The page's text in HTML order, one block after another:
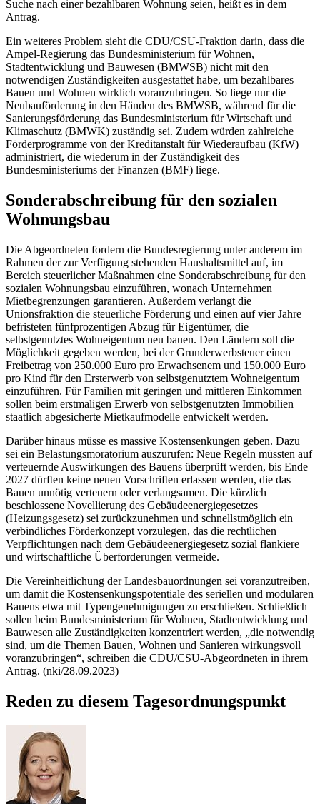
Suche nach einer bezahlbaren Wohnung seien, heißt es in dem
Antrag.
Ein weiteres Problem sieht die CDU/CSU-Fraktion darin, dass die
Ampel-Regierung das Bundesministerium für Wohnen,
Stadtentwicklung und Bauwesen (BMWSB) nicht mit den
notwendigen Zuständigkeiten ausgestattet habe, um bezahlbares
Bauen und Wohnen wirklich voranzubringen. So liege nur die
Neubauförderung in den Händen des BMWSB, während für die
Sanierungsförderung das Bundesministerium für Wirtschaft und
Klimaschutz (BMWK) zuständig sei. Zudem würden zahlreiche
Förderprogramme von der Kreditanstalt für Wiederaufbau (KfW)
administriert, die wiederum in der Zuständigkeit des
Bundesministeriums der Finanzen (BMF) liege.
Sonderabschreibung für den sozialen
Wohnungsbau
Die Abgeordneten fordern die Bundesregierung unter anderem im
Rahmen der zur Verfügung stehenden Haushaltsmittel auf, im
Bereich steuerlicher Maßnahmen eine Sonderabschreibung für den
sozialen Wohnungsbau einzuführen, wonach Unternehmen
Mietbegrenzungen garantieren. Außerdem verlangt die
Unionsfraktion die steuerliche Förderung und einen auf vier Jahre
befristeten fünfprozentigen Abzug für Eigentümer, die
selbstgenutztes Wohneigentum neu bauen. Den Ländern soll die
Möglichkeit gegeben werden, bei der Grunderwerbsteuer einen
Freibetrag von 250.000 Euro pro Erwachsenem und 150.000 Euro
pro Kind für den Ersterwerb von selbstgenutztem Wohneigentum
einzuführen. Für Familien mit geringen und mittleren Einkommen
sollen beim erstmaligen Erwerb von selbstgenutzten Immobilien
staatlich abgesicherte Mietkaufmodelle entwickelt werden.
Darüber hinaus müsse es massive Kostensenkungen geben. Dazu
sei ein Belastungsmoratorium auszurufen: Neue Regeln müssten auf
verteuernde Auswirkungen des Bauens überprüft werden, bis Ende
2027 dürften keine neuen Vorschriften erlassen werden, die das
Bauen unnötig verteuern oder verlangsamen. Die kürzlich
beschlossene Novellierung des Gebäudeenergiegesetzes
(Heizungsgesetz) sei zurückzunehmen und schnellstmöglich ein
verbindliches Förderkonzept vorzulegen, das die rechtlichen
Verpflichtungen nach dem Gebäudeenergiegesetz sozial flankiere
und wirtschaftliche Überforderungen vermeide.
Die Vereinheitlichung der Landesbauordnungen sei voranzutreiben,
um damit die Kostensenkungspotentiale des seriellen und modularen
Bauens etwa mit Typengenehmigungen zu erschließen. Schließlich
sollen beim Bundesministerium für Wohnen, Stadtentwicklung und
Bauwesen alle Zuständigkeiten konzentriert werden, „die notwendig
sind, um die Themen Bauen, Wohnen und Sanieren wirkungsvoll
voranzubringen“, schreiben die CDU/CSU-Abgeordneten in ihrem
Antrag. (nki/28.09.2023)
Reden zu diesem Tagesordnungspunkt